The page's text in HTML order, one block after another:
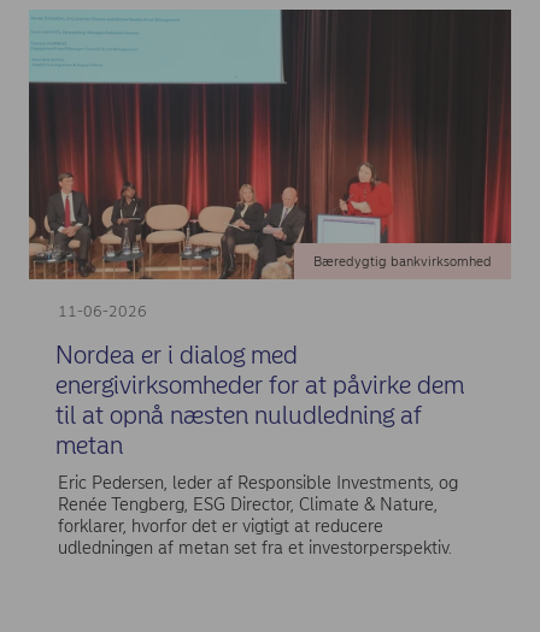
11-06-2026
Bæredygtig bankvirksomhed
Nordea er i dialog med
energivirksomheder for at påvirke dem
til at opnå næsten nuludledning af
metan
Eric Pedersen, leder af Responsible Investments, og
Renée Tengberg, ESG Director, Climate & Nature,
forklarer, hvorfor det er vigtigt at reducere
udledningen af metan set fra et investorperspektiv.